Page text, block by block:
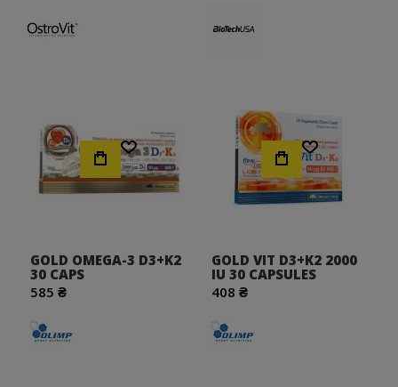
Хочу!
GOLD OMEGA-3 D3+K2
30 CAPS
585 ₴
Хочу!
GOLD VIT D3+K2 2000
IU 30 CAPSULES
408 ₴